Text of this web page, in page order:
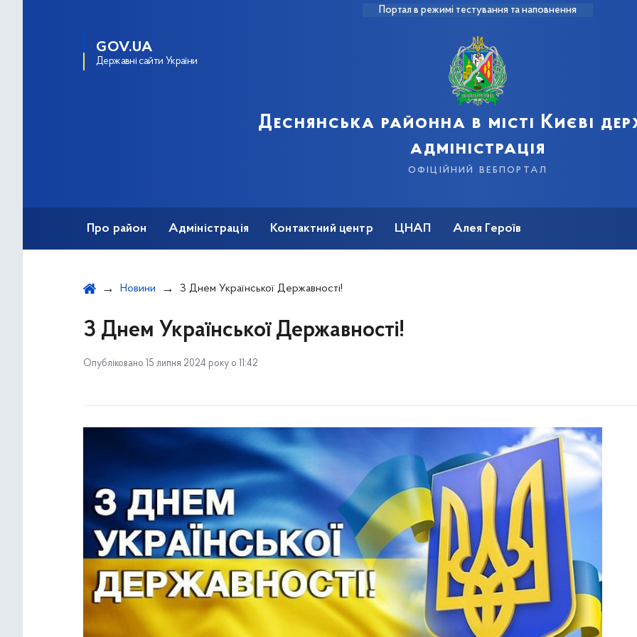
Портал в режимі тестування та наповнення
GOV.UA
Державні сайти України
Деснянська районна в місті Києві
адміністрація
офіційний вебпортал
Про район Адміністрація Контактний центр ЦНАП Алея Героїв
Новини З Днем Української Державності!
З Днем Української Державності!
Опубліковано 15 липня 2024 року о 11:42